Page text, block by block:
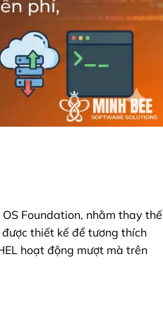
Foundation, nhằm thay thế
thiết kế để tương thích
hoạt động mượt mà trên